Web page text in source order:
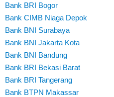
Bank BRI Bogor
Bank CIMB Niaga Depok
Bank BNI Surabaya
Bank BNI Jakarta Kota
Bank BNI Bandung
Bank BRI Bekasi Barat
Bank BRI Tangerang
Bank BTPN Makassar